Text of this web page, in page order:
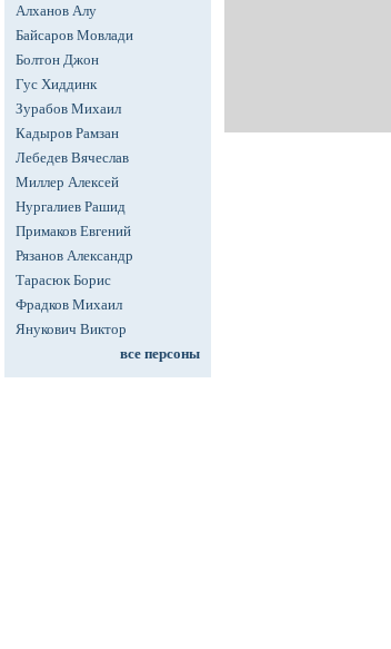
Алханов Алу
Байсаров Мовлади
Болтон Джон
Гус Хиддинк
Зурабов Михаил
Кадыров Рамзан
Лебедев Вячеслав
Миллер Алексей
Нургалиев Рашид
Примаков Евгений
Рязанов Александр
Тарасюк Борис
Фрадков Михаил
Янукович Виктор
все персоны